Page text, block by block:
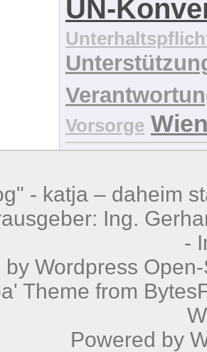
UN-
Vorsorge
- katja – daheim
Ing.
-
by Wordpress
Theme from
Powered by